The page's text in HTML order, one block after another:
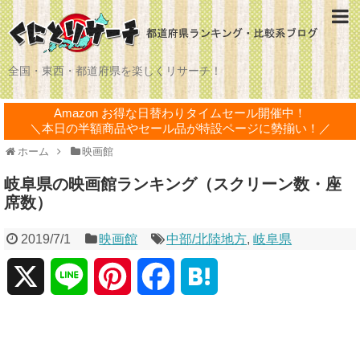
全国・東西・都道府県を楽しくリサーチ！
Amazon お得な日替わりタイムセール開催中！
＼本日の半額商品やセール品が特設ページに勢揃い！／
ホーム 映画館
岐阜県の映画館ランキング（スクリーン数・座
席数）
2019/7/1 映画館 中部/北陸地方,岐阜県